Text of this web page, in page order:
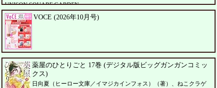
UNISON SQUARE GARDEN
VOCE (2026年10月号)
薬屋のひとりごと 17巻 (デジタル版ビッグガンガンコミッ
クス)
日向夏（ヒーロー文庫／イマジカインフォス）（著）、ねこクラゲ